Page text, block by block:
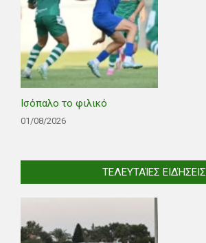
Ισόπαλο το φιλικό
01/08/2026
ΤΕΛΕΥΤΑΊΕΣ ΕΙΔΉΣΕΙΣ